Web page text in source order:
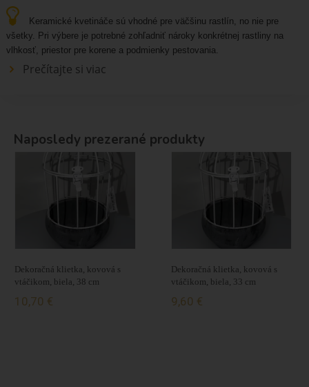
Keramické kvetináče sú vhodné pre väčšinu rastlín, no nie pre
všetky. Pri výbere je potrebné zohľadniť nároky konkrétnej rastliny na
vlhkosť, priestor pre korene a podmienky pestovania.
Prečítajte si viac
Naposledy prezerané produkty
Dekoračná klietka, kovová s
vtáčikom, biela, 38 cm
10,70 €
Dekoračná klietka, kovová s
vtáčikom, biela, 33 cm
9,60 €